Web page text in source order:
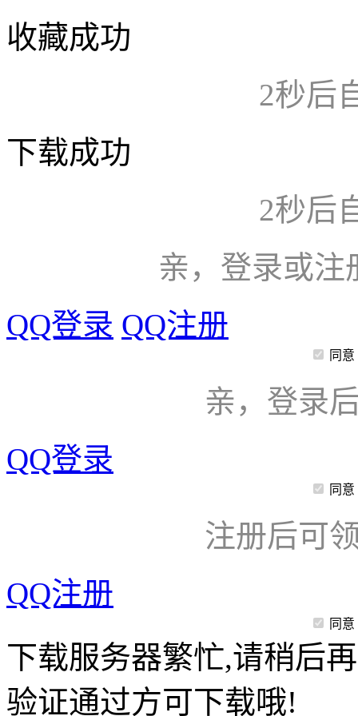
收藏成功
2秒后
下载成功
2秒后
亲，登录或注
QQ登录 QQ注册
同意
亲，登录
QQ登录
同意
注册后可
QQ注册
同意
下载服务器繁忙,请稍后
验证通过方可下载哦!